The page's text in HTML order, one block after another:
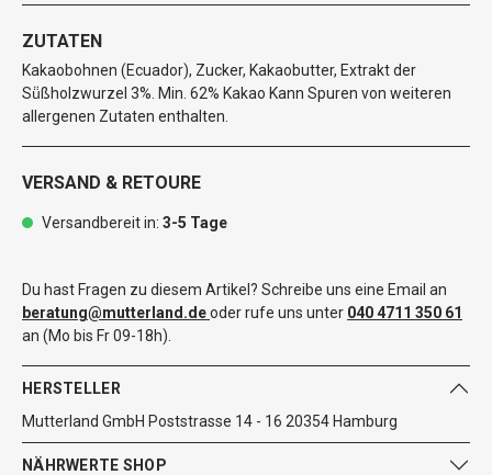
ZUTATEN
Kakaobohnen (Ecuador), Zucker, Kakaobutter, Extrakt der
Sü̈ßholzwurzel 3%. Min. 62% Kakao Kann Spuren von weiteren
allergenen Zutaten enthalten.
VERSAND & RETOURE
Versandbereit in: 3-5 Tage
Du hast Fragen zu diesem Artikel? Schreibe uns eine Email an
beratung@mutterland.deoder rufe uns unter 040 4711 350 61
an (Mo bis Fr 09-18h).
HERSTELLER
Mutterland GmbH Poststrasse 14 - 16 20354 Hamburg
NÄHRWERTE SHOP